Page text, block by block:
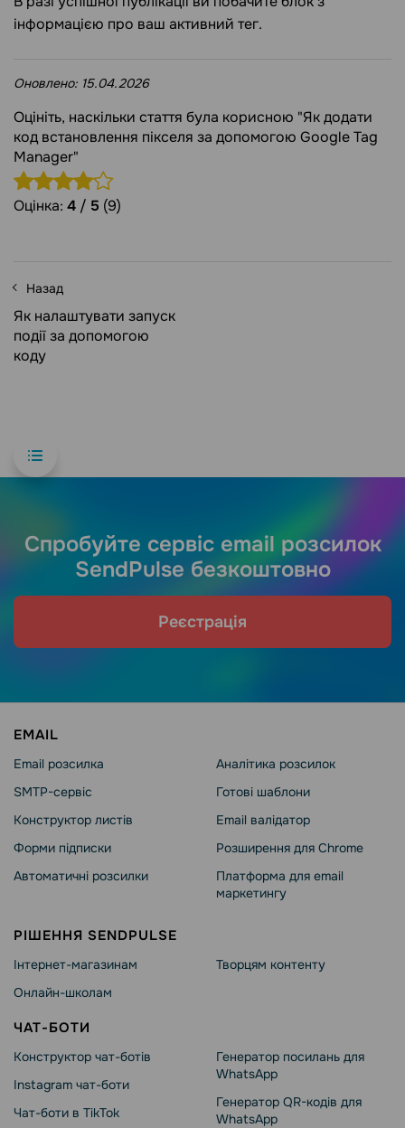
інформацією про ваш активний тег.
Оновлено: 15.04.2026
Оцініть, наскільки стаття була корисною "Як додати
код встановлення пікселя за допомогою Google Tag
Manager"
Оцінка: 4 / 5 (9)
Назад
Як налаштувати запуск
події за допомогою
коду
Спробуйте сервіс email розсилок
SendPulse безкоштовно
Реєстрація
EMAIL
Email розсилка
SMTP-сервіс
Конструктор листів
Форми підписки
Автоматичні розсилки
Аналітика розсилок
Готові шаблони
Email валідатор
Розширення для Chrome
Платформа для email
маркетингу
РІШЕННЯ SENDPULSE
Інтернет-магазинам
Онлайн-школам
Творцям контенту
ЧАТ-БОТИ
Конструктор чат-ботів
Instagram чат-боти
Чат-боти в TikTok
Генератор посилань для
WhatsApp
Генератор QR-кодів для
WhatsApp